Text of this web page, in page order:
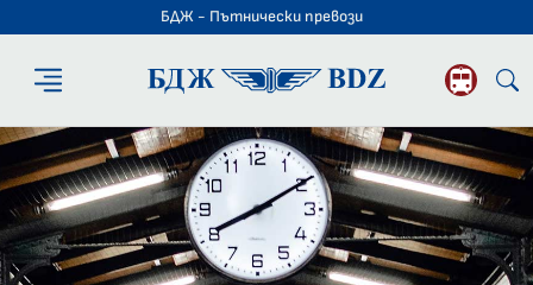
БДЖ - Пътнически превози
БДЖ -